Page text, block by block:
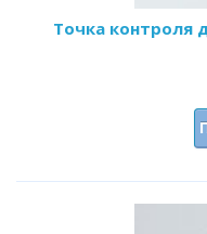
Точка контроля